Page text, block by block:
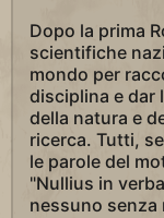
Dopo la prima
scientifiche
mondo per
disciplina e dar
della natura e
ricerca. Tutti,
le parole del
"Nullius in
nessuno